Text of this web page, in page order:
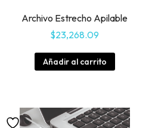
Archivo Estrecho Apilable
$23,268.09
Añadir al carrito